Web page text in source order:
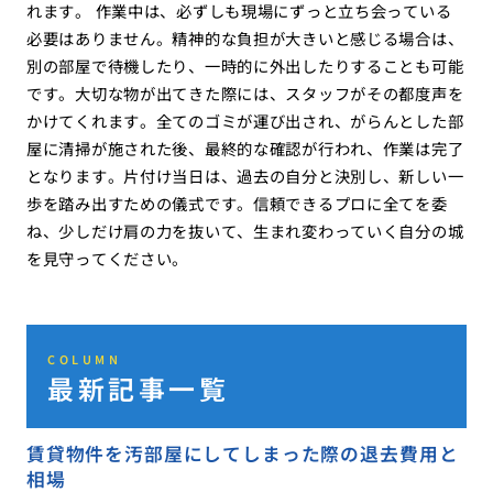
れます。 作業中は、必ずしも現場にずっと立ち会っている
必要はありません。精神的な負担が大きいと感じる場合は、
別の部屋で待機したり、一時的に外出したりすることも可能
です。大切な物が出てきた際には、スタッフがその都度声を
かけてくれます。全てのゴミが運び出され、がらんとした部
屋に清掃が施された後、最終的な確認が行われ、作業は完了
となります。片付け当日は、過去の自分と決別し、新しい一
歩を踏み出すための儀式です。信頼できるプロに全てを委
ね、少しだけ肩の力を抜いて、生まれ変わっていく自分の城
を見守ってください。
COLUMN
最新記事一覧
賃貸物件を汚部屋にしてしまった際の退去費用と
相場